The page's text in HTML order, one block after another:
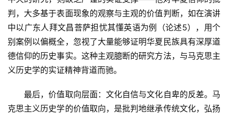
判，大多基于表面现象的观察与主观的价值判断，如在演讲
中以广东人拜文昌菩萨担忧其懂英语为例（论述5），用个
别案例以偏概全，忽视了大量能够证明华夏民族具有深厚道
德信仰的历史事实。这种主观臆断的研究方法，与马克思主
义历史学的实证精神背道而驰。
最后，价值取向层面：文化自信与文化自卑的反差。马
克思主义历史学的价值取向，是批判地继承传统文化，弘扬